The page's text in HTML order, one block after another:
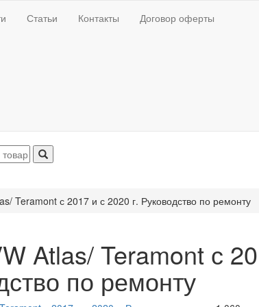
Статьи Контакты Договор оферты
Teramont с 2017 и с 2020 г. Руководство по ремонту
Atlas/ Teramont с
по ремонту